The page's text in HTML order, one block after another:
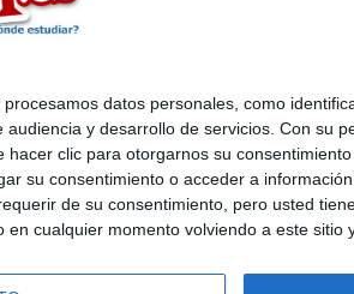
datos personales, como
y desarrollo de servicios. Con su
clic para otorgarnos su
su consentimiento o acceder a
de su consentimiento, pero usted
cualquier momento volviendo a este
|Anúnciate
generales|Política de cookies
- 28006 Madrid [ESPAÑA] - Tel. +34 91